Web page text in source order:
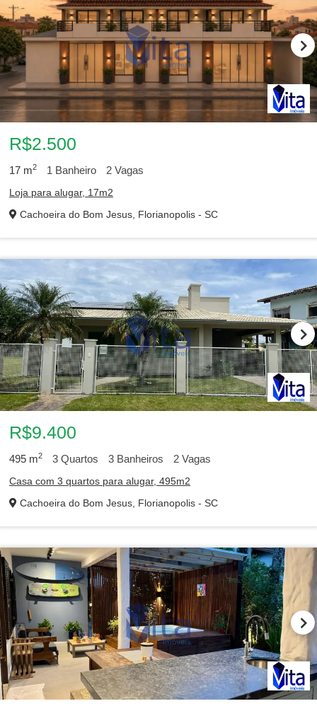
R$2.500
17 m2 1 Banheiro 2 Vagas
Loja para alugar, 17m2
Cachoeira do Bom Jesus, Florianopolis - SC
R$9.400
495 m2 3 Quartos 3 Banheiros 2 Vagas
Casa com 3 quartos para alugar, 495m2
Cachoeira do Bom Jesus, Florianopolis - SC